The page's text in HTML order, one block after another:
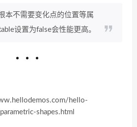
本不需要变化点的位置等属
设置为false会性能更高。
hello-
shapes.html